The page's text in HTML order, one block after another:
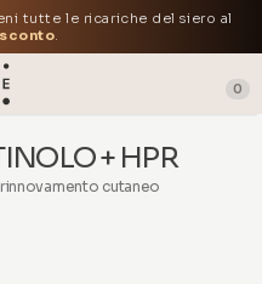
tutte le ricariche del siero al
.
0
+ HPR
cutaneo